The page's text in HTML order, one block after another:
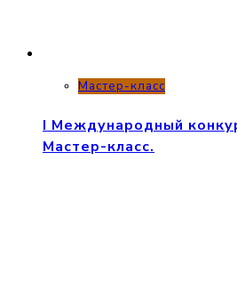
Мастер-класс
I Международный
Мастер-класс.